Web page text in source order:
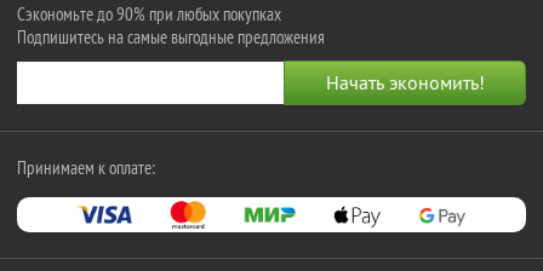
Сэкономьте до 90% при любых покупках
Подпишитесь на самые выгодные предложения
Принимаем к оплате: